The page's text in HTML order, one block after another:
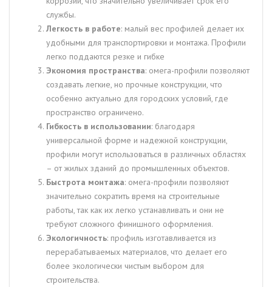
службы.
Легкость в работе: малый вес профилей делает их
удобными для транспортировки и монтажа. Профили
легко поддаются резке и гибке
Экономия пространства: омега-профили позволяют
создавать легкие, но прочные конструкции, что
особенно актуально для городских условий, где
пространство ограничено.
Гибкость в использовании: благодаря
универсальной форме и надежной конструкции,
профили могут использоваться в различных областях
– от жилых зданий до промышленных объектов.
Быстрота монтажа: омега-профили позволяют
значительно сократить время на строительные
работы, так как их легко устанавливать и они не
требуют сложного финишного оформления.
Экологичность: профиль изготавливается из
перерабатываемых материалов, что делает его
более экологически чистым выбором для
строительства.